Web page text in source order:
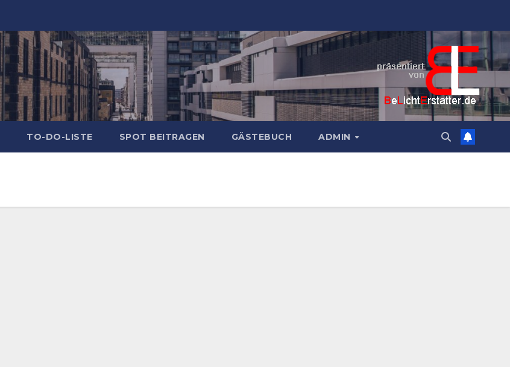
TO-DO-LISTE SPOT BEITRAGEN GÄSTEBUCH ADMIN